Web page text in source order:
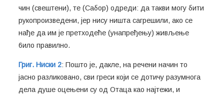
чин (свештени), те (Сабор) одреди: да такви могу бити
рукопроизведени, јер нису ништа сагрешили, ако се
нађе да им је претходеће (унапређењу) живљење
6ило правилно.
Григ. Ниски 2: Пошто је, дакле, на речени начин то
јасно разликовано, сви греси који се дотичу разумнога
дела душе оцењени су од Отаца као најтежи, и